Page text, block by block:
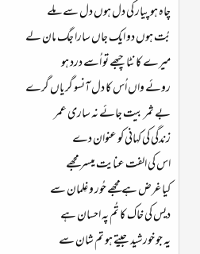
چاہ ہو پیار کی دل ہوں دل سے ملے
بُت ہوں دو ایک جاں سارا جگ مان لے
میرے کانٹا چبھے تو اُسے درد ہو
روئے واں اُس کا دل آنسو گر یاں گرے
بے ثمر بیت جائے نہ ساری عمر
زندگی کی کہانی کو عنوان دے
اس کی الفت عنایت میسر مجھے
کیا غرض ہے مجھے حُور و غِلمان سے
دیس کی خاک کا تُم پہ احسان ہے
یہ جو خورشید جیتے ہو تم شان سے